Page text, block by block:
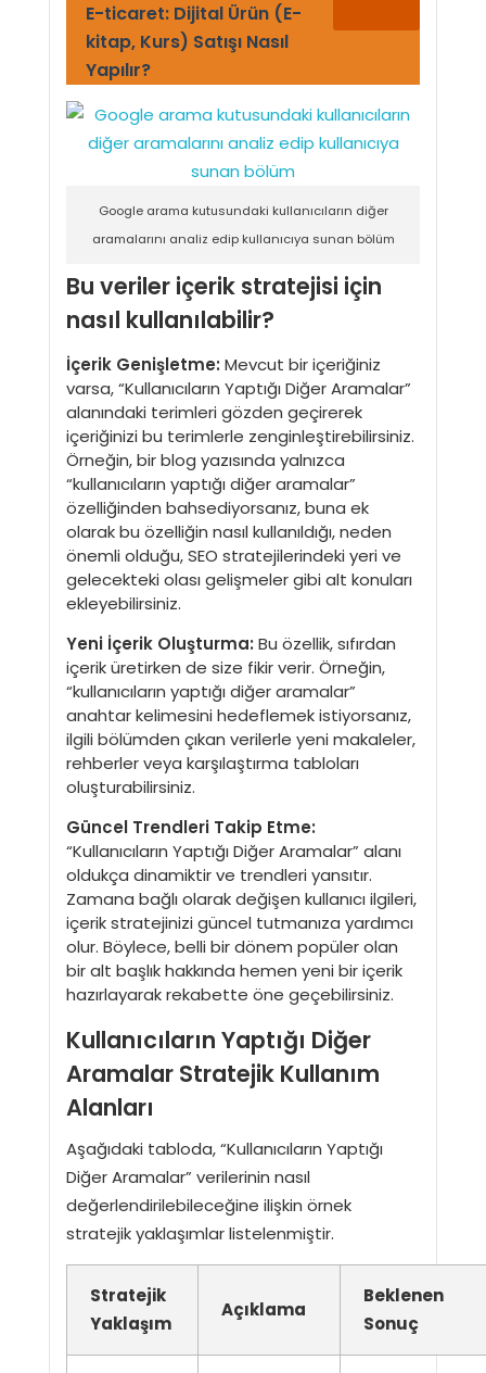
E-ticaret: Dijital Ürün (E-
kitap, Kurs) Satışı Nasıl
Yapılır?
Google arama kutusundaki kullanıcıların diğer
aramalarını analiz edip kullanıcıya sunan bölüm
Bu veriler içerik stratejisi için
nasıl kullanılabilir?
İçerik Genişletme: Mevcut bir içeriğiniz
varsa, “Kullanıcıların Yaptığı Diğer Aramalar”
alanındaki terimleri gözden geçirerek
içeriğinizi bu terimlerle zenginleştirebilirsiniz.
Örneğin, bir blog yazısında yalnızca
“kullanıcıların yaptığı diğer aramalar”
özelliğinden bahsediyorsanız, buna ek
olarak bu özelliğin nasıl kullanıldığı, neden
önemli olduğu, SEO stratejilerindeki yeri ve
gelecekteki olası gelişmeler gibi alt konuları
ekleyebilirsiniz.
Yeni İçerik Oluşturma: Bu özellik, sıfırdan
içerik üretirken de size fikir verir. Örneğin,
“kullanıcıların yaptığı diğer aramalar”
anahtar kelimesini hedeflemek istiyorsanız,
ilgili bölümden çıkan verilerle yeni makaleler,
rehberler veya karşılaştırma tabloları
oluşturabilirsiniz.
Güncel Trendleri Takip Etme:
“Kullanıcıların Yaptığı Diğer Aramalar” alanı
oldukça dinamiktir ve trendleri yansıtır.
Zamana bağlı olarak değişen kullanıcı ilgileri,
içerik stratejinizi güncel tutmanıza yardımcı
olur. Böylece, belli bir dönem popüler olan
bir alt başlık hakkında hemen yeni bir içerik
hazırlayarak rekabette öne geçebilirsiniz.
Kullanıcıların Yaptığı Diğer
Aramalar Stratejik Kullanım
Alanları
Aşağıdaki tabloda, “Kullanıcıların Yaptığı
Diğer Aramalar” verilerinin nasıl
değerlendirilebileceğine ilişkin örnek
stratejik yaklaşımlar listelenmiştir.
Stratejik
Yaklaşım
Açıklama
Beklenen
Sonuç